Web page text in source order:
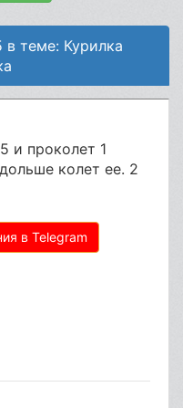
теме: Курилка
и проколет 1
колет ее. 2
в Telegram